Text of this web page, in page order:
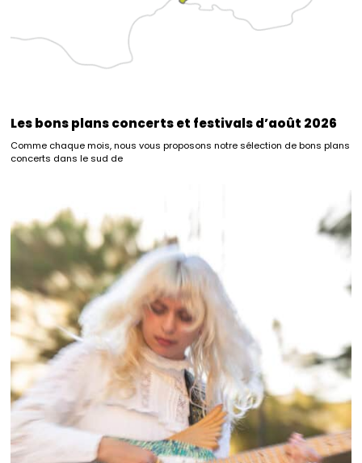
Les bons plans concerts et festivals d’août 2026
Comme chaque mois, nous vous proposons notre sélection de bons plans
concerts dans le sud de